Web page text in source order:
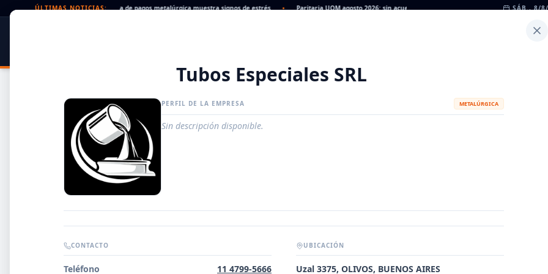
ÚLTIMAS NOTICIAS:
rechazados en alza: la cadena de pagos metalúrgica muestra signos de estrés • Paritaria UOM agosto 2026: sin acuerdo, siguen vigentes los valores de abril •
SÁB., 8/
DISTRIBUIDORES METALÚRGICAS FABRICANTES
Tubos Especiales SRL
PERFIL DE LA EMPRESA METALÚRGICA
Sin descripción disponible.
CONTACTO
Teléfono 11 4799-5666
UBICACIÓN
Uzal 3375, OLIVOS, BUENOS AIRES